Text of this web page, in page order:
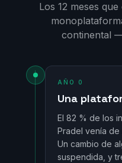
Los 12 meses
continental
AÑO 0
Una
El 82 % de los
Pradel venía de
Un cambio de
suspendida, y